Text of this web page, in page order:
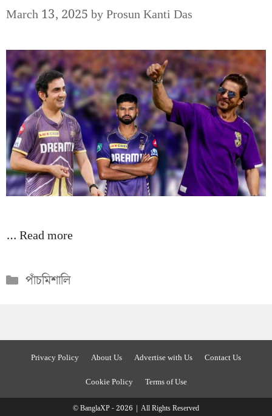
March 13, 2025byProsun Kanti Das
…Read more
Categories
পাঁচমিশালি
Privacy Policy About Us Advertise with Us
Contact Us
Cookie Policy
Terms of Use
© BanglaXP - 2026 | All Rights Reserved